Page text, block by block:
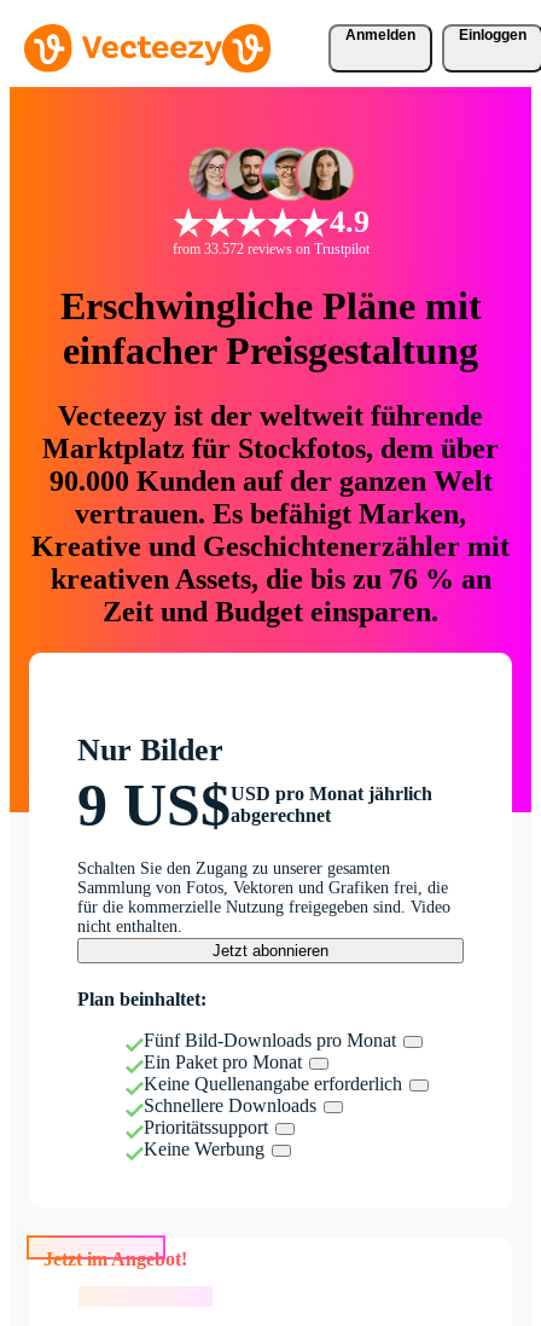
Anmelden Einloggen
4.9
from 33.572 reviews on Trustpilot
Erschwingliche Pläne mit
einfacher Preisgestaltung
Vecteezy ist der weltweit führende
Marktplatz für Stockfotos, dem über
90.000 Kunden auf der ganzen Welt
vertrauen. Es befähigt Marken,
Kreative und Geschichtenerzähler mit
kreativen Assets, die bis zu 76 % an
Zeit und Budget einsparen.
Nur Bilder
9 US$USD pro Monat jährlich
abgerechnet
Schalten Sie den Zugang zu unserer gesamten
Sammlung von Fotos, Vektoren und Grafiken frei, die
für die kommerzielle Nutzung freigegeben sind. Video
nicht enthalten.
Jetzt abonnieren
Plan beinhaltet:
Fünf Bild-Downloads pro Monat
Ein Paket pro Monat
Keine Quellenangabe erforderlich
Schnellere Downloads
Prioritätssupport
Keine Werbung
Jetzt im Angebot!